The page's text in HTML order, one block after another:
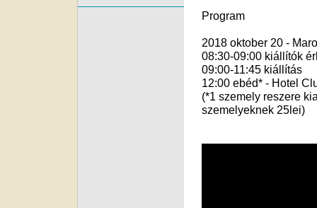
Program
2018 oktober 20 -
08:30-09:00 kiállítók
09:00-11:45 kiállítás
12:00 ebéd* - Hotel
(*1 szemely reszere
szemelyeknek 25lei)